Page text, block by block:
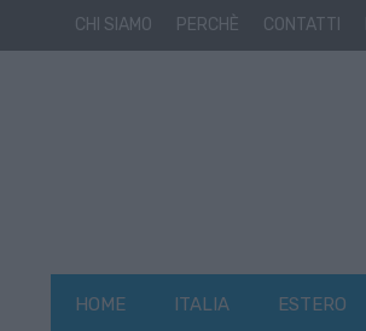
CHI SIAMO PERCHÈ CONTATTI
HOME ITALIA ESTERO